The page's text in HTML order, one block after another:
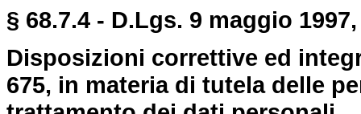
§ 68.7.4 - D.Lgs. 9 maggio
Disposizioni correttive ed
675, in materia di tutela delle